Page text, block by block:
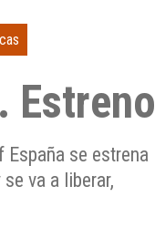
Estreno
se estrena
va a liberar,